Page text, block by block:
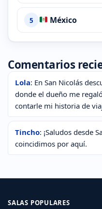
5 México
Comentarios
Lola: En San Nicolás
donde el dueño me
contarle mi historia de
Tincho: ¡Saludos desde
coincidimos por aquí.
SALAS POPULARES